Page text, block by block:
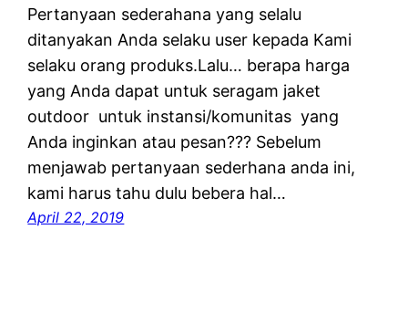
Pertanyaan sederahana yang selalu
ditanyakan Anda selaku user kepada Kami
selaku orang produks.Lalu… berapa harga
yang Anda dapat untuk seragam jaket
outdoor untuk instansi/komunitas yang
Anda inginkan atau pesan??? Sebelum
menjawab pertanyaan sederhana anda ini,
kami harus tahu dulu bebera hal…
April 22, 2019